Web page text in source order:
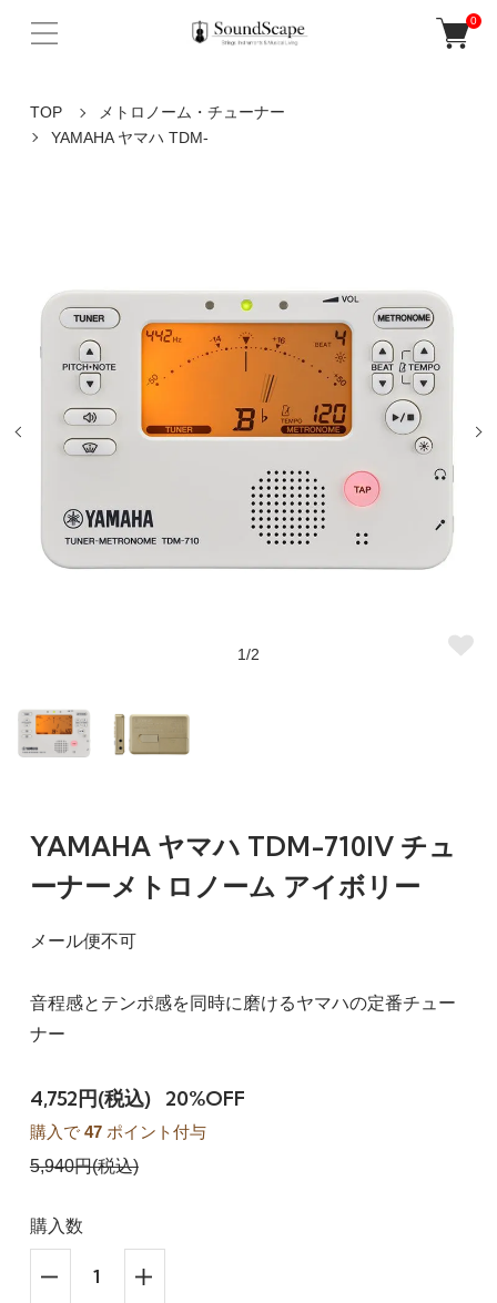
0
TOP
メトロノーム・チューナー
YAMAHA ヤマハ TDM-
1/2
YAMAHA ヤマハ TDM-710IV チュ
ーナーメトロノーム アイボリー
メール便不可
音程感とテンポ感を同時に磨けるヤマハの定番チュー
ナー
4,752円(税込) 20%OFF
購入で 47ポイント付与
5,940円(税込)
購入数